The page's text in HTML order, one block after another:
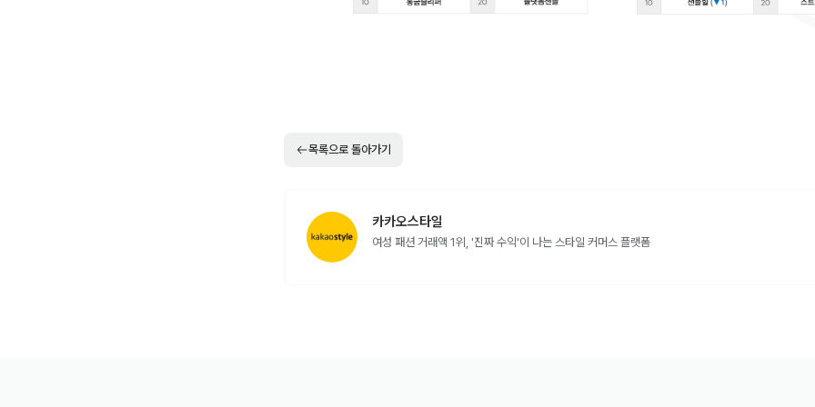
목록으로 돌아가기
카카오스타일
여성 패션 거래액 1위, '진짜 수익'이 나는 스타일 커머스 플랫폼